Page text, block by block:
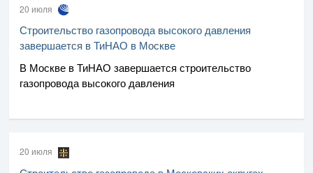
20 июля
Строительство газопровода высокого давления
завершается в ТиНАО в Москве
В Москве в ТиНАО завершается строительство
газопровода высокого давления
20 июля